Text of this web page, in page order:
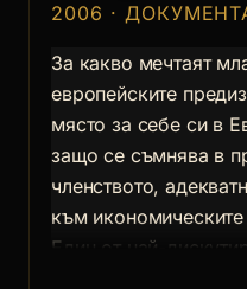
2006 ·
За какво мечтаят
европейските
място за себе си в
защо се съмнява в
членството,
към
Един от най-